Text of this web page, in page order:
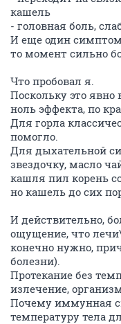
кашель
- головная боль,
И еще один симптом
то момент сильно
Что пробовал я.
Поскольку это
ноль эффекта, по
Для горла
помогло.
Для дыхательной
звездочку, масло
кашля пил корень
но кашель до сих
И действительно,
ощущение, что
конечно нужно,
болезни).
Протекание без
излечение,
Почему иммунная
температуру тела